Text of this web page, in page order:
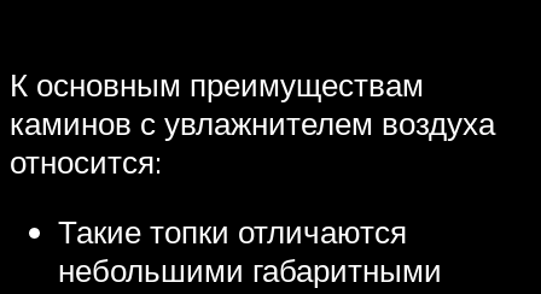
К основным преимуществам
каминов с увлажнителем воздуха
относится:
Такие топки отличаются
небольшими габаритными